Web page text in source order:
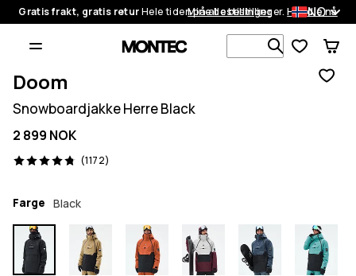
Gratis frakt, gratis returHele tiden på alle bestillinger.Handle nå
Mine bestillinger NO
Søk blant 1
Doom
Snowboardjakke Herre Black
2 899 NOK
(1172)
1172 anmeldelser, 4.8/5
Farge Black